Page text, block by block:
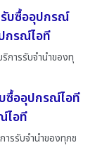
รับซื้ออุปกรณ์
กรณ์ไอที
การรับจำนำของทุ
ซื้ออุปกรณ์ไอที
ไอที
ารรับจำนำของทุกช